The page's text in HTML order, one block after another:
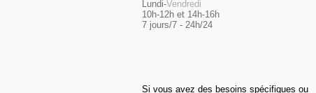
Lundi-Vendredi
10h-12h et 14h-16h
7 jours/7 - 24h/24
Si vous avez des besoins spécifiques ou